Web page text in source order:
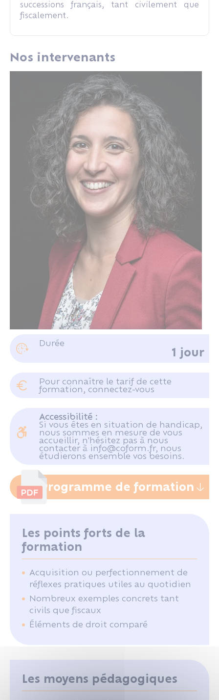
successions français, tant civilement que
fiscalement.
Nos intervenants
Mme GHEMAME-PINOCHE Myriam
Se connecter
Durée
1 jour
Pour connaître le tarif de cette
formation, connectez-vous
Accessibilité :
Si vous êtes en situation de handicap,
nous sommes en mesure de vous
accueillir, n'hésitez pas à nous
contacter à info@coform.fr, nous
étudierons ensemble vos besoins.
Programme de formation
Les points forts de la
formation
Acquisition ou perfectionnement de
réflexes pratiques utiles au quotidien
Nombreux exemples concrets tant
civils que fiscaux
Éléments de droit comparé
Les moyens pédagogiques